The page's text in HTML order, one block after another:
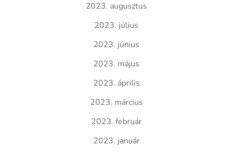
2023. augusztus
2023. július
2023. június
2023. május
2023. április
2023. március
2023. február
2023. január